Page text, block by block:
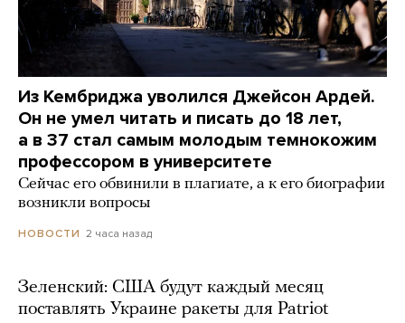
Из Кембриджа уволился Джейсон Ардей.
Он не умел читать и писать до 18 лет,
а в 37 стал самым молодым темнокожим
профессором в университете
Сейчас его обвинили в плагиате, а к его биографии
возникли вопросы
НОВОСТИ 2 часа назад
Зеленский: США будут каждый месяц
поставлять Украине ракеты для Patriot